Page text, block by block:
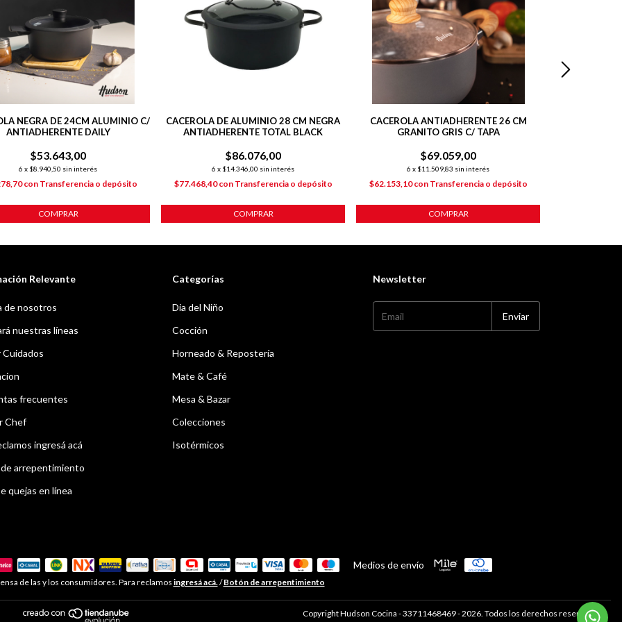
NEGRA DE 24CM ALUMINIO C/
ANTIADHERENTE DAILY
$53.643,00
6 x $8.940,50 sin interés
con Transferencia o depósito
COMPRAR
CACEROLA DE ALUMINIO 28 CM NEGRA
ANTIADHERENTE TOTAL BLACK
$86.076,00
6 x $14.346,00 sin interés
$77.468,40con Transferencia o depósito
COMPRAR
CACEROLA ANTIADHERENTE 26 CM
GRANITO GRIS C/ TAPA
$69.059,00
6 x $11.509,83 sin interés
$62.153,10con Transferencia o depósito
COMPRAR
Relevante
de nosotros
nuestras líneas
Cuidados
frecuentes
Chef
ingresá acá
arrepentimiento
quejas en línea
Categorías
Dia del Niño
Cocción
Horneado & Repostería
Mate & Café
Mesa & Bazar
Colecciones
Isotérmicos
Newsletter
Medios de envío
de las y los consumidores. Para reclamos ingresá acá./ Botón de arrepentimiento
Copyright Hudson Cocina - 33711468469 - 2026. Todos los derechos reservados.